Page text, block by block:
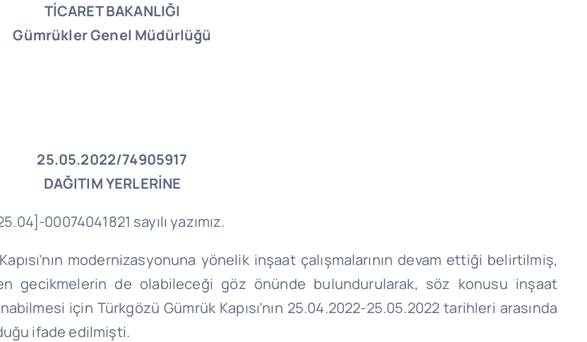
TİCARET BAKANLIĞI
Gümrükler Genel Müdürlüğü
25.05.2022/74905917
DAĞITIM YERLERİNE
00074041821 sayılı yazımız.
modernizasyonuna yönelik inşaat çalışmalarının devam ettiği belirtilmiş,
gecikmelerin de olabileceği göz önünde bulundurularak, söz konusu inşaat
için Türkgözü Gümrük Kapısı’nın 25.04.2022-25.05.2022 tarihleri arasında
ifade edilmişti.